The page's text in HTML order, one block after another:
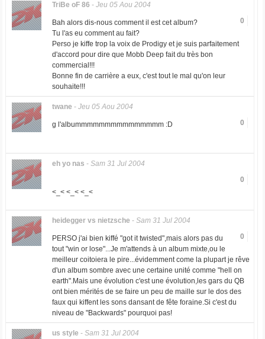
TriBe oF 86 - Jeu 05 Aou 2004
0
Bah alors dis-nous comment il est cet album?
Tu l'as eu comment au fait?
Perso je kiffe trop la voix de Prodigy et je suis parfaitement
d'accord pour dire que Mobb Deep fait du très bon
commercial!!!
Bonne fin de carrière a eux, c'est tout le mal qu'on leur
souhaite!!!
twane - Jeu 05 Aou 2004
0
g l'albummmmmmmmmmmmmmm :D
eh yo nas - Sam 31 Jul 2004
0
<_< <_< <_<
heidegger vs nietzsche - Sam 31 Jul 2004
0
PERSO j'ai bien kiffé "got it twisted",mais alors pas du
tout "win or lose"...Je m'attends à un album mixte,ou le
meilleur coitoiera le pire...évidemment come la plupart je rêve
d'un album sombre avec une certaine unité comme "hell on
earth".Mais une évolution c'est une évolution,les gars du QB
ont bien mérités de se faire un peu de maille sur le dos des
faux qui kiffent les sons dansant de fête foraine.Si c'est du
niveau de "Backwards" pourquoi pas!
us style - Sam 31 Jul 2004